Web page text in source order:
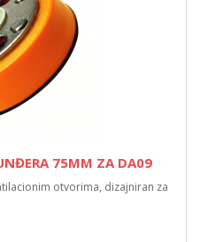
75MM ZA DA09
otvorima, dizajniran za